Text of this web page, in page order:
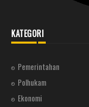
KATEGORI
Pemerintahan
Polhukam
Ekonomi